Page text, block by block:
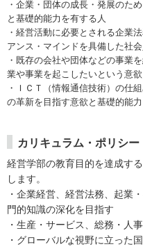
・企業・団体の成長・発展のた
と基礎的能力を有する人
・経営活動に必要とされる企業
アンス・マインドを具備した社
・既存の会社や団体などの事業
業や事業を起こしたいという意
・ＩＣＴ（情報通信技術）の仕
の革新を目指す意欲と基礎的能
カリキュラム・ポリシー
経営学部の教育目的を達成す
します。
・企業経営、経営法務、起業
門的知識の深化を目指す
・生産・サービス、総務・人
・グローバルな視野に立った